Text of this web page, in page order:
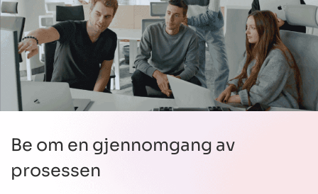
Be om en gjennomgang av
prosessen